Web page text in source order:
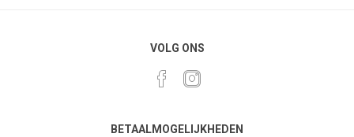
VOLG ONS
BETAALMOGELIJKHEDEN